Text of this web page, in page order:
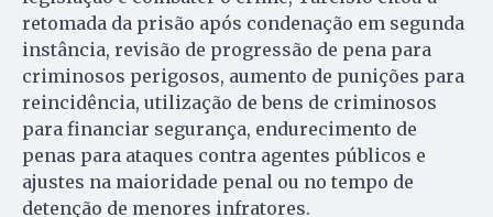
retomada da prisão após condenação em segunda
instância, revisão de progressão de pena para
criminosos perigosos, aumento de punições para
reincidência, utilização de bens de criminosos
para financiar segurança, endurecimento de
penas para ataques contra agentes públicos e
ajustes na maioridade penal ou no tempo de
detenção de menores infratores.